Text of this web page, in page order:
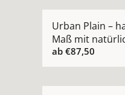
Urban Plain –
Maß mit
ab €87,50